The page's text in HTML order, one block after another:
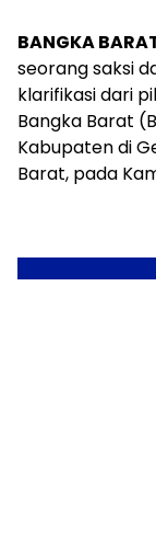
BANGKA
seorang saksi
klarifikasi dari
Bangka Barat
Kabupaten di
Barat, pada